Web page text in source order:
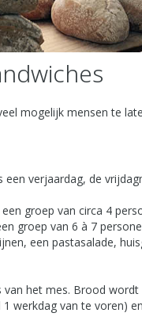
mogelijk mensen te
verjaardag, de
groep van circa 4
groep van 6 à 7
een pastasalade,
het mes. Brood
werkdag van te voren)